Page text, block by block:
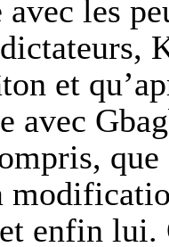
les
et
avec
enfin